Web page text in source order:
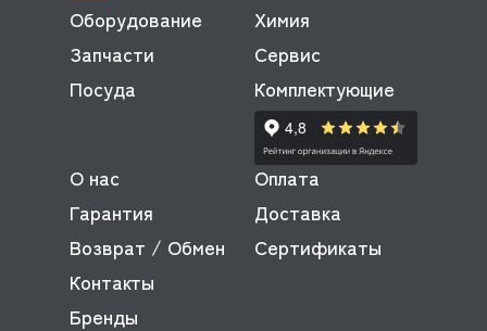
Оборудование
Запчасти
Посуда
Химия
Сервис
Комплектующие
О нас
Оплата
Гарантия
Доставка
Возврат / Обмен
Сертификаты
Контакты
Бренды